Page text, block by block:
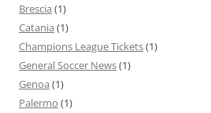
Brescia (1)
Catania (1)
Champions League Tickets(1)
General Soccer News(1)
Genoa (1)
Palermo (1)